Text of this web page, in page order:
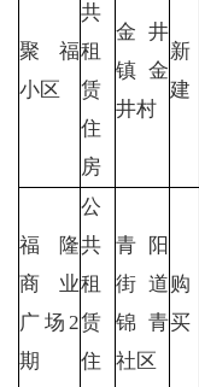
聚福
小区
共
租
赁
住
房
金井
镇金
井村
新
建
福隆
商业
广场2
期
公
共
租
赁
住
青阳
街道
锦青
社区
购
买